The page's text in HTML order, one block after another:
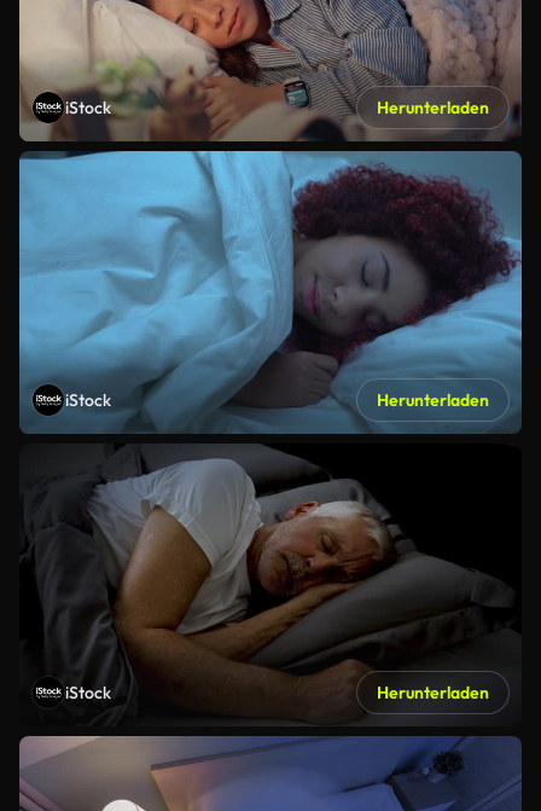
iStock Herunterladen
iStock Herunterladen
iStock Herunterladen